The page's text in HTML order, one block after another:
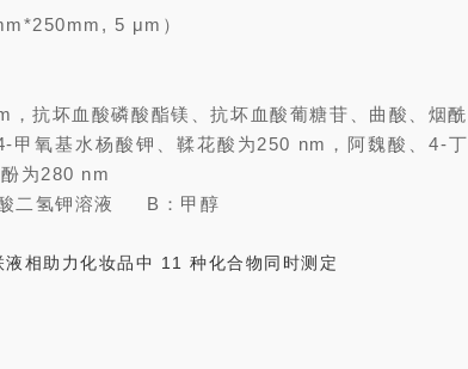
5 μm）
，抗坏血酸磷酸酯镁、抗坏血酸葡糖苷、曲酸、烟酰
甲氧基水杨酸钾、鞣花酸为250 nm，阿魏酸、4-丁
为280 nm
二氢钾溶液 B：甲醇